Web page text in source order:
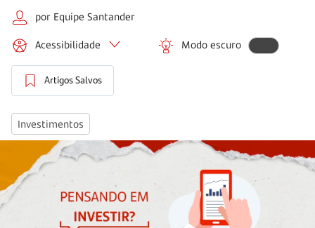
por Equipe Santander
Acessibilidade Modo escuro
Artigos Salvos
Investimentos